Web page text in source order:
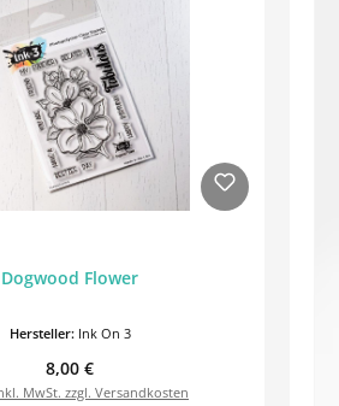
Dogwood Flower
Hersteller: Ink On 3
Regulärer Preis:
8,00 €
MwSt. zzgl. Versandkosten